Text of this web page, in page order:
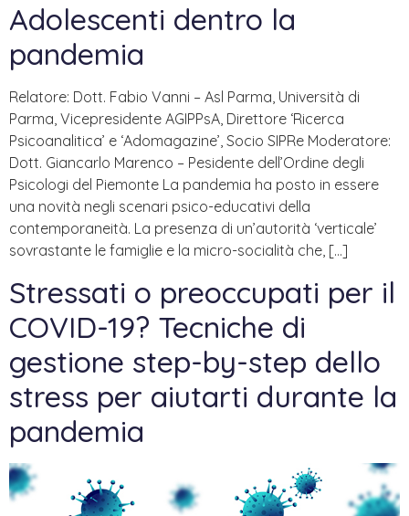
Adolescenti dentro la
pandemia
Relatore: Dott. Fabio Vanni – Asl Parma, Università di
Parma, Vicepresidente AGIPPsA, Direttore ‘Ricerca
Psicoanalitica’ e ‘Adomagazine’, Socio SIPRe Moderatore:
Dott. Giancarlo Marenco – Pesidente dell’Ordine degli
Psicologi del Piemonte La pandemia ha posto in essere
una novità negli scenari psico-educativi della
contemporaneità. La presenza di un’autorità ‘verticale’
sovrastante le famiglie e la micro-socialità che, […]
Stressati o preoccupati per il
COVID-19? Tecniche di
gestione step-by-step dello
stress per aiutarti durante la
pandemia